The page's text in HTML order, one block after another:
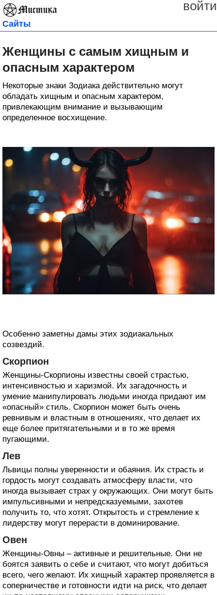
войти
Сайты
Женщины с самым хищным и
опасным характером
Некоторые знаки Зодиака действительно могут
обладать хищным и опасным характером,
привлекающим внимание и вызывающим
определенное восхищение.
Особенно заметны дамы этих зодиакальных
созвездий.
Скорпион
Женщины-Скорпионы известны своей страстью,
интенсивностью и харизмой. Их загадочность и
умение манипулировать людьми иногда придают им
«опасный» стиль. Скорпион может быть очень
ревнивым и властным в отношениях, что делает их
еще более притягательными и в то же время
пугающими.
Лев
Львицы полны уверенности и обаяния. Их страсть и
гордость могут создавать атмосферу власти, что
иногда вызывает страх у окружающих. Они могут быть
импульсивными и непредсказуемыми, захотев
получить то, что хотят. Открытость и стремление к
лидерству могут перерасти в доминирование.
Овен
Женщины-Овны – активные и решительные. Они не
боятся заявить о себе и считают, что могут добиться
всего, чего желают. Их хищный характер проявляется в
соперничестве и готовности идти на риск, что делает